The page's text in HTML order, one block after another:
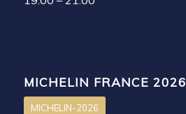
MICHELIN FRANCE 2026
MICHELIN-2026